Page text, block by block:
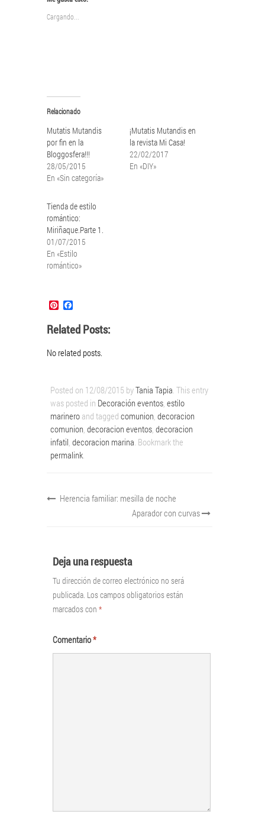
(Se
abre
en
Cargando...
Relacionado
Mutatis Mutandis
por fin en la
Bloggosfera!!!
28/05/2015
En «Sin categoría»
¡Mutatis Mutandis en
la revista Mi Casa!
22/02/2017
En «DIY»
Tienda de estilo
romántico:
Miriñaque.Parte 1.
01/07/2015
En «Estilo
romántico»
Pinterest
Related Posts:
No related posts.
Posted on 12/08/2015 byTania Tapia . This entry
was posted in Decoración eventos estilo
marinero and tagged comunion decoracion
comunion decoracion eventos decoracion
infatil decoracion marina . Bookmark the
permalink
Herencia familiar: mesilla de noche
Aparador con curvas
Deja una respuesta
Tu dirección de correo electrónico no será
publicada. Los campos obligatorios están
marcados con *
Comentario*